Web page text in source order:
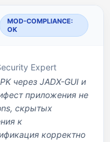
MOD-COMPLIANCE:
OK
Expert
через JADX-GUI и
приложения не
скрытых
к
корректно